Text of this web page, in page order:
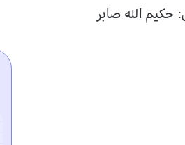
حکيم الله صابر